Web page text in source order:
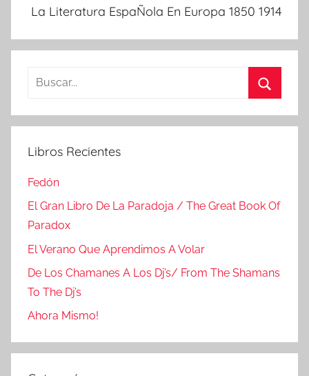
La Literatura EspaÑola En Europa 1850 1914
Buscar:
Libros Recientes
Fedón
El Gran Libro De La Paradoja / The Great Book Of
Paradox
El Verano Que Aprendimos A Volar
De Los Chamanes A Los Dj’s/ From The Shamans
To The Dj’s
Ahora Mismo!